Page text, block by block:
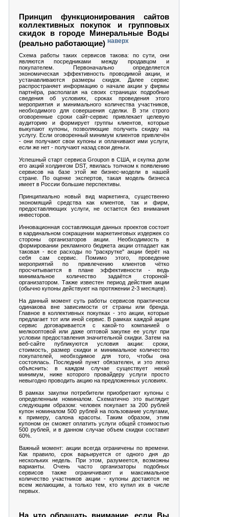
Принцип функционирования сайтов
коллективных покупок и групповых
скидок в городе Минеральные Воды
(реально работающие) наверх
Схема работы таких сервисов такова: по сути, они
являются посредниками между продавцом и
покупателем. Первоначально определяется
экономическая эффективность проводимой акции, и
устанавливаются размеры скидок. Далее сервис
распространяет информацию о начале акции у фирмы
партнёра, располагая на своих страницах подробные
сведения об условиях, сроках проведения этого
мероприятия и минимального количества участников,
необходимого для совершения сделки. В эти строго
оговоренные сроки сайт-сервис привлекает целевую
аудиторию и формирует группы клиентов, которые
выкупают купоны, позволяющие получить скидку на
услугу. Если оговоренный минимум клиентов привлечён
- они получают свои купоны и оплачивают ими услуги,
если же нет - получают назад свои деньги.
Успешный старт сервиса Groupon в США, и скупка доли
его акций холдингом DST, явилась толчком к появлению
сервисов на базе этой же бизнес-модели в нашей
стране. По оценке экспертов, такая модель бизнеса
имеет в России большие перспективы.
Принципиально новый вид маркетинга, существенно
экономящий средства как клиентов, так и фирм,
предоставляющих услуги, не остается без внимания
инвесторов.
Инновационная составляющая данных проектов состоит
в кардинальном сокращении маркетинговых издержек со
стороны организаторов акции. Необходимость в
формировании рекламного бюджета акции отпадает как
таковая - все расходы по "раскрутке" акции берёт на
себя сам сервис. Помимо этого, проведение
мероприятий по привлечению клиентов чётко
просчитывается в плане эффективности - ведь
минимальное количество задаётся стороной-
организатором. Также известен период действия акции
(обычно купоны действуют на протяжении 2-3 месяцев).
На данный момент суть работы сервисов практически
одинакова вне зависимости от страны или бренда.
Главное в коллективных покупках - это акции, которые
предлагает тот или иной сервис. В рамках каждой акции
сервис договаривается с какой-то компанией о
мелкооптовой или даже оптовой закупке ее услуг при
условии предоставления значительной скидки. Затем на
веб-сайте публикуются условия акции: сроки,
стоимость, размер скидки и минимальное количество
покупателей, необходимое для того, чтобы она
состоялась. Последний пункт обязателен, и это легко
объяснить: в каждом случае существует некий
минимум, ниже которого провайдеру услуги просто
невыгодно проводить акцию на предложенных условиях.
В рамках закупки потребители приобретают купоны с
определенным номиналом. Схематично это выглядит
следующим образом: человек покупает за 200 рублей
купон номиналом 500 рублей на пользование услугами,
к примеру, салона красоты. Таким образом, этим
купоном он сможет оплатить услуги общей стоимостью
500 рублей, и в данном случае объем скидки составит
60%.
Важный момент: акции всегда ограничены по времени.
Как правило, срок варьируется от одного дня до
нескольких недель. При этом, разумеется, возможны
варианты. Очень часто организаторы подобных
сервисов также ограничивают и максимальное
количество участников акции - купоны достаются не
всем желающим, а только тем, кто купил их в числе
первых.